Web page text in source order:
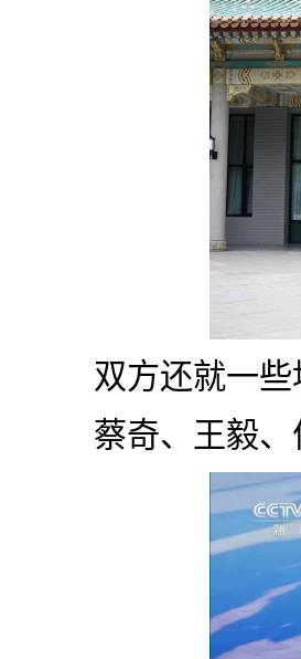
双方还就一
蔡奇、王毅